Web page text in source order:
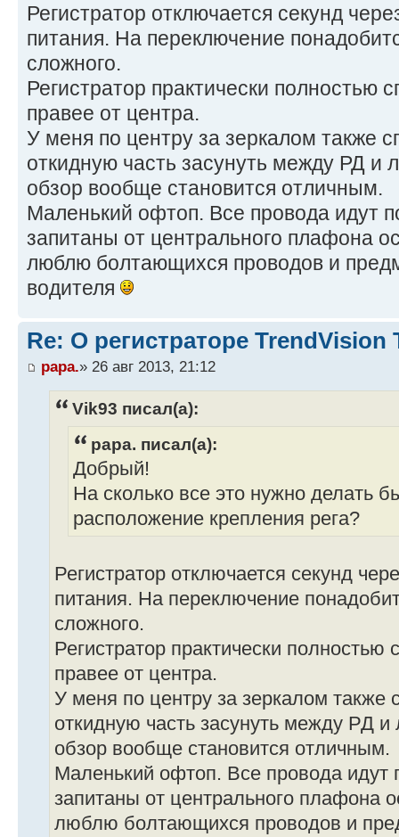
Регистратор отключается секунд
питания. На переключение
сложного.
Регистратор практически полностью
правее от центра.
У меня по центру за зеркалом также
откидную часть засунуть между РД и
обзор вообще становится отличным.
Маленький офтоп. Все провода идут
запитаны от центрального плафона
люблю болтающихся проводов и
водителя
Re: О регистраторе TrendVision
papa.» 26 авг 2013, 21:12
Vik93 писал(а):
papa. писал(а):
Добрый!
На сколько все это нужно делать
расположение крепления рега?
Регистратор отключается секунд
питания. На переключение
сложного.
Регистратор практически полностью
правее от центра.
У меня по центру за зеркалом также
откидную часть засунуть между РД
обзор вообще становится отличным.
Маленький офтоп. Все провода идут
запитаны от центрального плафона
люблю болтающихся проводов и